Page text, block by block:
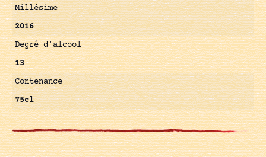
Millésime
2016
Degré d'alcool
13
Contenance
75cl